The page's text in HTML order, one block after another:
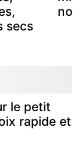
secs
le petit
rapide et